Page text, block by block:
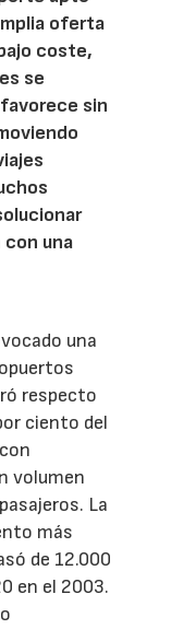
oferta
coste,
se
sin
con una
una
respecto
ciento del
volumen
La
más
de 12.000
en el 2003.